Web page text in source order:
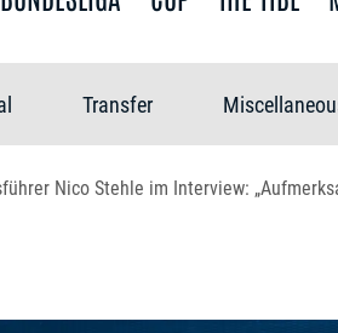
Transfer
Nico Stehle im Interview: